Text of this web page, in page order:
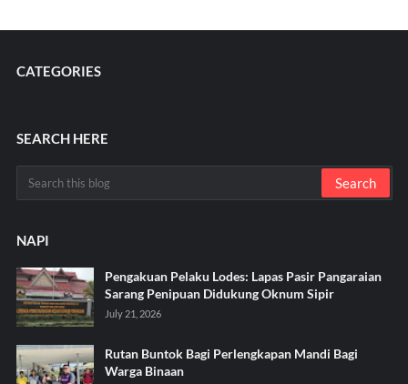
CATEGORIES
SEARCH HERE
NAPI
Pengakuan Pelaku Lodes: Lapas Pasir Pangaraian
Sarang Penipuan Didukung Oknum Sipir
July 21, 2026
Rutan Buntok Bagi Perlengkapan Mandi Bagi
Warga Binaan